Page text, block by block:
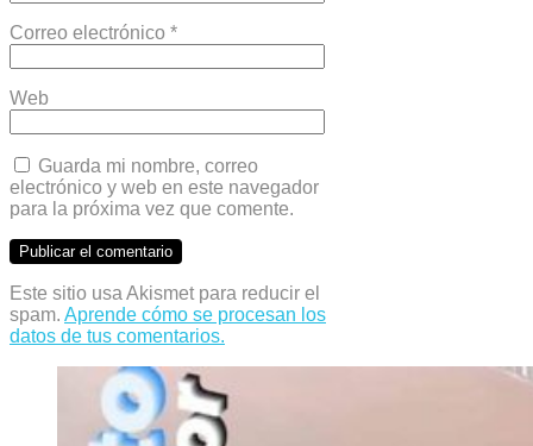
Correo electrónico *
Web
Guarda mi nombre, correo
electrónico y web en este navegador
para la próxima vez que comente.
Este sitio usa Akismet para reducir el
spam. Aprende cómo se procesan los
datos de tus comentarios.